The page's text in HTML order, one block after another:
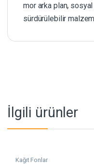
mor arka plan,
sürdürülebilir
İlgili ürünler
Kağıt Fonlar